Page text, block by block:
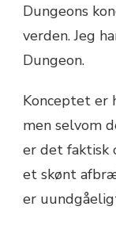
Dungeons
verden. Jeg
Dungeon.
Konceptet
men selvom
er det faktisk
et skønt
er